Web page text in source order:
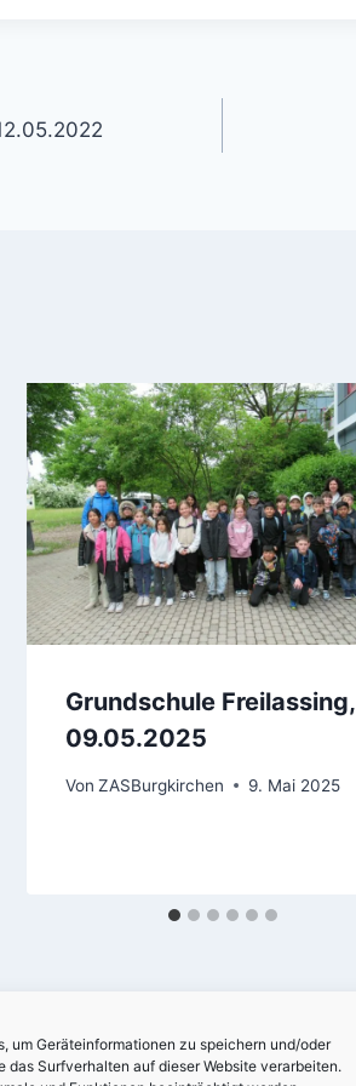
um Geräteinformationen zu speichern und/oder
Surfverhalten auf dieser Website verarbeiten.
Grundschule Freilassing,
09.05.2025
Von ZASBurgkirchen 9. Mai 2025